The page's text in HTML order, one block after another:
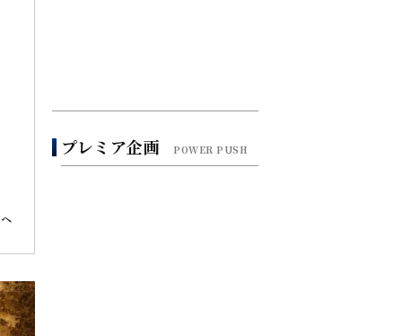
MBA留学生・MBA
ホルダー向け個別
プレミア企画 POWER PUSH